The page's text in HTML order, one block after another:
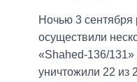
Ночью 3 сентября
осуществили
«Shahed-136/
уничтожили 22 из